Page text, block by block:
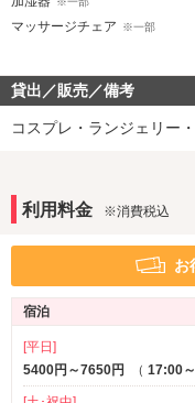
デザイナーズフロアとな
ービスをご用意しており
全室浴室は地下水をRO
っとり。さらにプラズマ
煙ルーム(1室)など清潔空
してください。
発行していただくと当日
を除く)の特典あり。
今なら、メンバーズカード
して下さい。
★宿泊者限定ナイトウェア
宿泊者限定ナイトウェアー
のまで取り揃えています。
★休憩２４時間OK！！
マッサージチェア ※一部
ウォシュレット
音響・映像・通信
有線LAN
iPhone充電器
ブルーレイプレーヤー ※一部
アメニティ
セレクトシャンプー
電気マッサージ器
バスローブ ※一部
貸出／販売／備考
コスプレ・ランジェリー
利用料金 ※消費税込
お
宿泊
[平日]
5400円～7650円
（ 17:00